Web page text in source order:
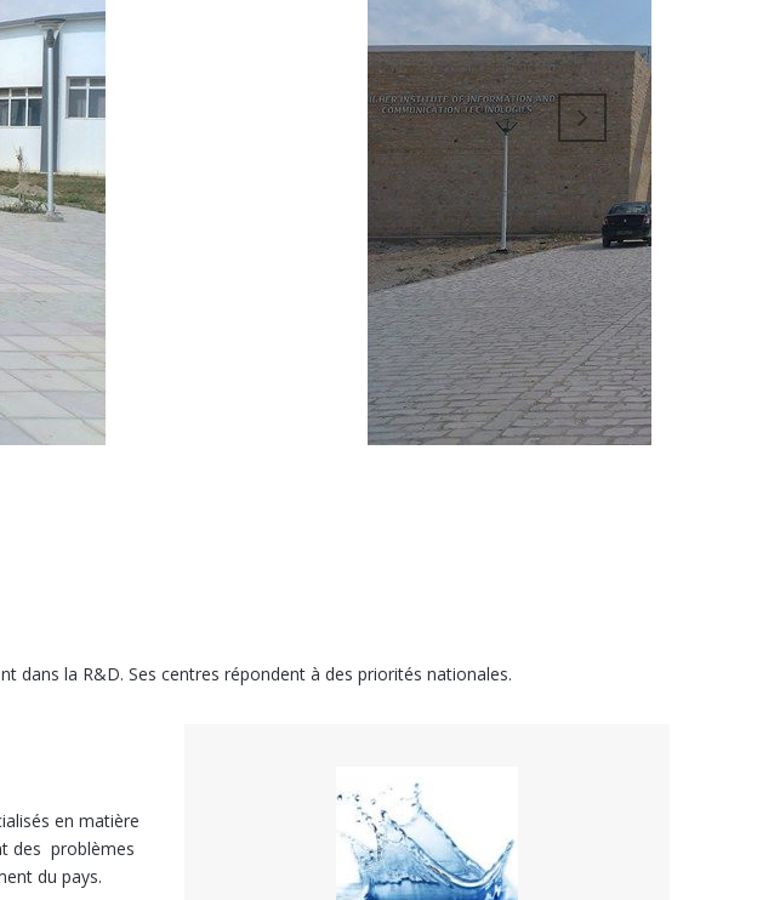
dans la R&D. Ses centres répondent à des priorités nationales.
en matière
des problèmes
du pays.